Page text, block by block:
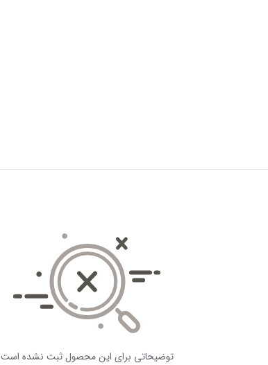
توضیحاتی برای این محصول ثبت نشده است